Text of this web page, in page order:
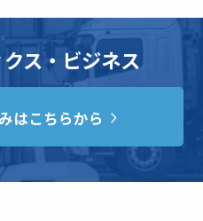
ス・ビジネス
はこちらから